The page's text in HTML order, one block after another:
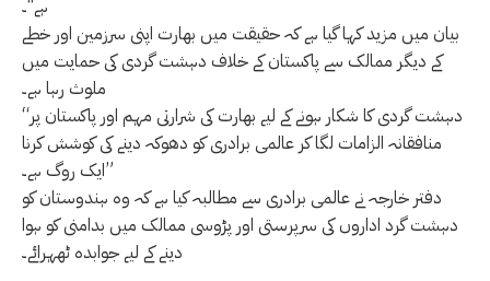
ہے‘‘۔
بیان میں مزید کہا گیا ہے کہ حقیقت میں بھارت اپنی سرزمین اور خطے
کے دیگر ممالک سے پاکستان کے خلاف دہشت گردی کی حمایت میں
ملوث رہا ہے۔
“دہشت گردی کا شکار ہونے کے لیے بھارت کی شرارتی مہم اور پاکستان پر
منافقانہ الزامات لگا کر عالمی برادری کو دھوکہ دینے کی کوشش کرنا
ایک روگ ہے۔”
دفتر خارجہ نے عالمی برادری سے مطالبہ کیا ہے کہ وہ ہندوستان کو
دہشت گرد اداروں کی سرپرستی اور پڑوسی ممالک میں بدامنی کو ہوا
دینے کے لیے جوابدہ ٹھہرائے۔